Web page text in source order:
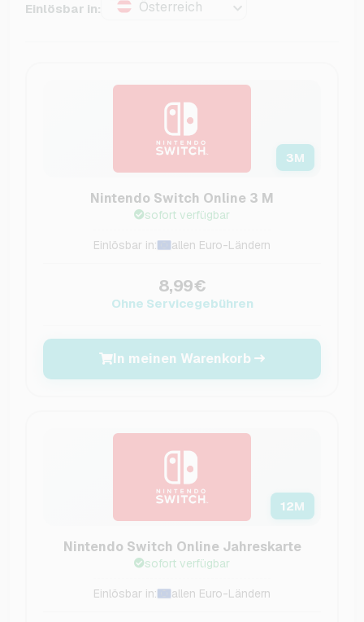
Einlösbar in: Österreich
3M
Nintendo Switch Online 3 M
sofort verfügbar
Einlösbar in: allen Euro-Ländern
8,99€
Ohne Servicegebühren
In meinen Warenkorb
12M
Nintendo Switch Online Jahreskarte
sofort verfügbar
Einlösbar in: allen Euro-Ländern